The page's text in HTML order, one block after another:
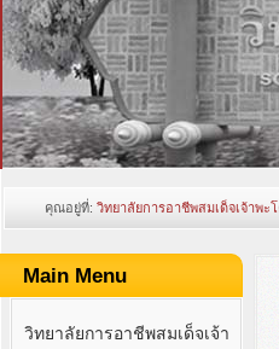
คุณอยู่ที่: วิทยาลัยการอาชีพสมเด็จเจ้าพะ
Main Menu
วิทยาลัยการอาชีพสมเด็จเจ้า